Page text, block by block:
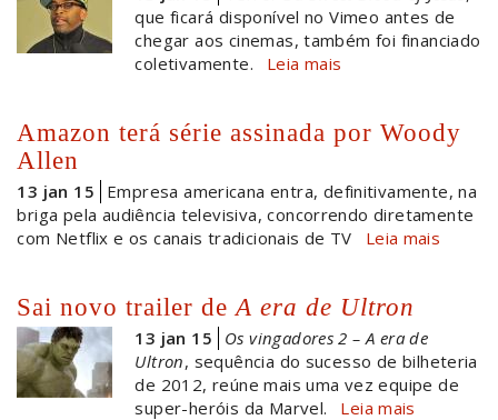
que ficará disponível no Vimeo antes de
chegar aos cinemas, também foi financiado
coletivamente.
Leia mais
Amazon terá série assinada por Woody
Allen
13 jan 15
Empresa americana entra, definitivamente, na
briga pela audiência televisiva, concorrendo diretamente
com Netflix e os canais tradicionais de TV
Leia mais
Sai novo trailer deA era de Ultron
13 jan 15
Os vingadores 2 – A era de
Ultron, sequência do sucesso de bilheteria
de 2012, reúne mais uma vez equipe de
super-heróis da Marvel.
Leia mais